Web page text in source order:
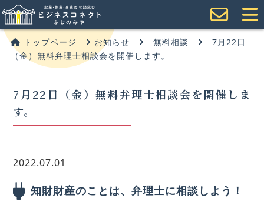
トップページ お知らせ 無料相談
7月22日
（金）無料弁理士相談会を開催します。
7月22日（金）無料弁理士相談会を開催しま
す。
2022.07.01
知財財産のことは、弁理士に相談しよう！